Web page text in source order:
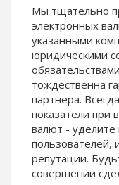
Мы тщательно
электронных
указанными
юридическими
тождественна
партнера.
показатели при
валют - уделите
репутации.
совершении
Paymer USD
Paymer RUB
Paymer UAH
Capitalist USD
Capitalist RUB
Capitalist EUR
Payoneer USD
Revolut Binance USD